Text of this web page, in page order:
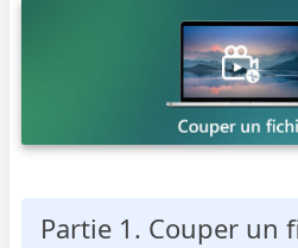
Partie 1. Couper un